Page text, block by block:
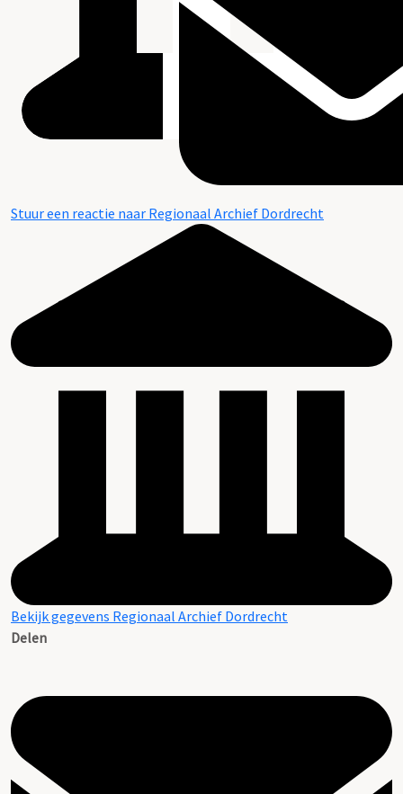
Stuur een reactie naar Regionaal Archief Dordrecht
Bekijk gegevens Regionaal Archief Dordrecht
Delen